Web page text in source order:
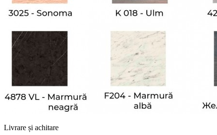
Livrare și achitare